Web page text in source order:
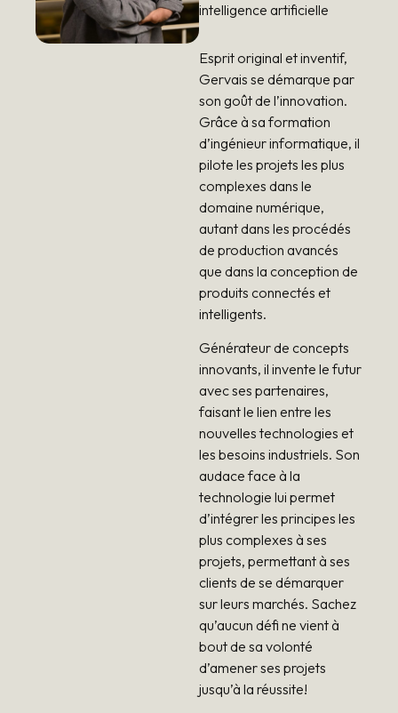
intelligence artificielle
Esprit original et inventif,
Gervais se démarque par
son goût de l’innovation.
Grâce à sa formation
d’ingénieur informatique, il
pilote les projets les plus
complexes dans le
domaine numérique,
autant dans les procédés
de production avancés
que dans la conception de
produits connectés et
intelligents.
Générateur de concepts
innovants, il invente le futur
avec ses partenaires,
faisant le lien entre les
nouvelles technologies et
les besoins industriels. Son
audace face à la
technologie lui permet
d’intégrer les principes les
plus complexes à ses
projets, permettant à ses
clients de se démarquer
sur leurs marchés. Sachez
qu’aucun défi ne vient à
bout de sa volonté
d’amener ses projets
jusqu’à la réussite!